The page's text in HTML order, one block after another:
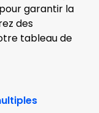
garantir la
des
tableau de